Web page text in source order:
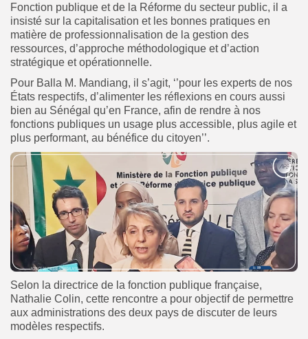
Fonction publique et de la Réforme du secteur public, il a
insisté sur la capitalisation et les bonnes pratiques en
matière de professionnalisation de la gestion des
ressources, d’approche méthodologique et d’action
stratégique et opérationnelle.
Pour Balla M. Mandiang, il s’agit, ‘’pour les experts de nos
États respectifs, d’alimenter les réflexions en cours aussi
bien au Sénégal qu’en France, afin de rendre à nos
fonctions publiques un usage plus accessible, plus agile et
plus performant, au bénéfice du citoyen’’.
Selon la directrice de la fonction publique française,
Nathalie Colin, cette rencontre a pour objectif de permettre
aux administrations des deux pays de discuter de leurs
modèles respectifs.